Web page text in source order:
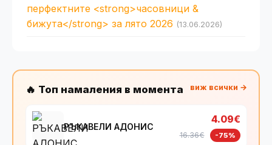
перфектните <strong>часовници &
бижута</strong> за лято 2026 (13.06.2026)
🔥 Топ намаления в момента виж всички →
РЪКАВЕЛИ АДОНИС
4.09€
16.36€ -75%